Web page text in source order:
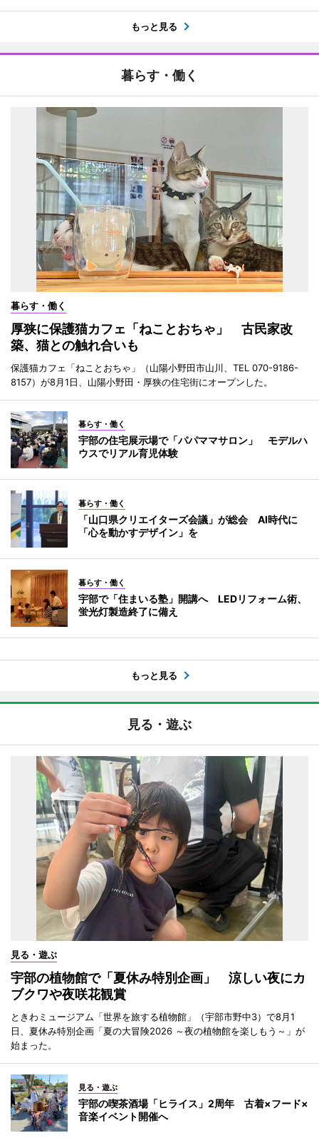
もっと見る
暮らす・働く
暮らす・働く
厚狭に保護猫カフェ「ねことおちゃ」 古民家改
築、猫との触れ合いも
保護猫カフェ「ねことおちゃ」（山陽小野田市山川、TEL 070-9186-
8157）が8月1日、山陽小野田・厚狭の住宅街にオープンした。
暮らす・働く
宇部の住宅展示場で「パパママサロン」 モデルハ
ウスでリアル育児体験
暮らす・働く
「山口県クリエイターズ会議」が総会 AI時代に
「心を動かすデザイン」を
暮らす・働く
宇部で「住まいる塾」開講へ LEDリフォーム術、
蛍光灯製造終了に備え
もっと見る
見る・遊ぶ
見る・遊ぶ
宇部の植物館で「夏休み特別企画」 涼しい夜にカ
ブクワや夜咲花観賞
ときわミュージアム「世界を旅する植物館」（宇部市野中3）で8月1
日、夏休み特別企画「夏の大冒険2026 ～夜の植物館を楽しもう～」が
始まった。
見る・遊ぶ
宇部の喫茶酒場「ヒライス」2周年 古着×フード×
音楽イベント開催へ